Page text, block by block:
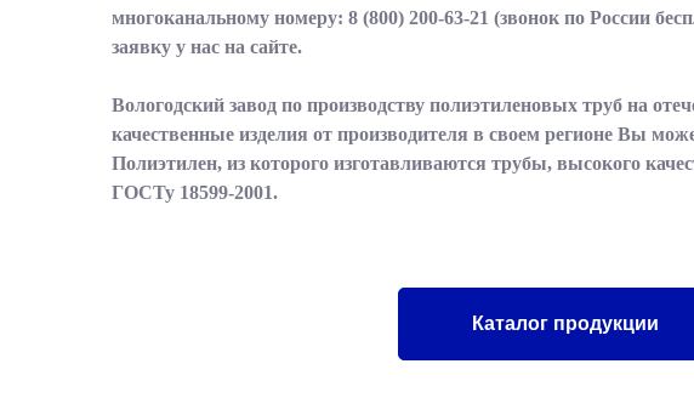
многоканальному номеру: 8 (800) 200-63-21 (звонок по России
заявку у нас на сайте.
Вологодский завод по производству полиэтиленовых труб на
качественные изделия от производителя в своем регионе Вы
Полиэтилен, из которого изготавливаются трубы, высокого
ГОСТу 18599-2001.
Каталог продукции